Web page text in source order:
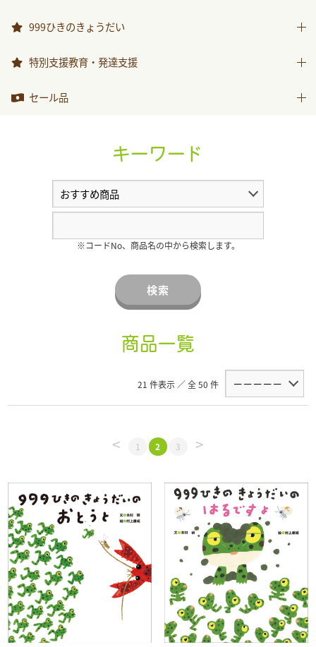
2026年度月刊絵本
おべんとうバス
999ひきのきょうだい
999ひきのきょうだい
特別支援教育・発達支援
特別支援教育・発達支援
セール品
キーワード
※コードNo、商品名の中から検索します。
検索
商品一覧
21 件表示 ／ 全 50 件
< 1 2 3 >